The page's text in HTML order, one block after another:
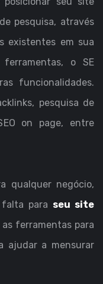
pesquisa, através
existentes em sua
o SE
funcionalidades.
pesquisa de
on page, entre
qualquer negócio,
para seu site
ferramentas para
ajudar a mensurar